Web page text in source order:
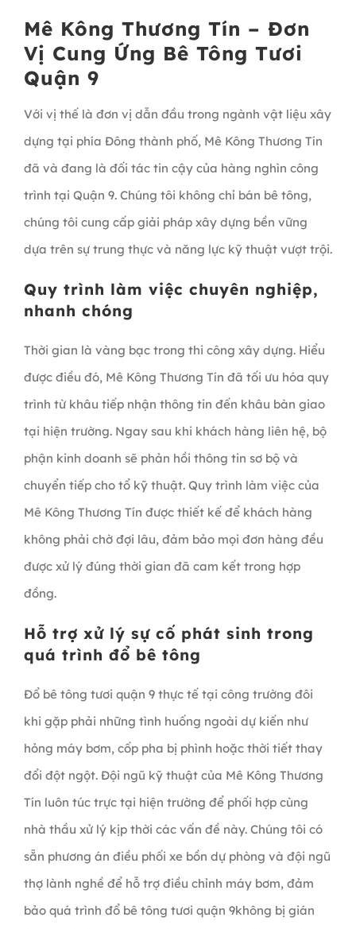
Mê Kông Thương Tín – Đơn
Vị Cung Ứng Bê Tông Tươi
Quận 9
Với vị thế là đơn vị dẫn đầu trong ngành vật liệu xây
dựng tại phía Đông thành phố, Mê Kông Thương Tín
đã và đang là đối tác tin cậy của hàng nghìn công
trình tại Quận 9. Chúng tôi không chỉ bán bê tông,
chúng tôi cung cấp giải pháp xây dựng bền vững
dựa trên sự trung thực và năng lực kỹ thuật vượt trội.
Quy trình làm việc chuyên nghiệp,
nhanh chóng
Thời gian là vàng bạc trong thi công xây dựng. Hiểu
được điều đó, Mê Kông Thương Tín đã tối ưu hóa quy
trình từ khâu tiếp nhận thông tin đến khâu bàn giao
tại hiện trường. Ngay sau khi khách hàng liên hệ, bộ
phận kinh doanh sẽ phản hồi thông tin sơ bộ và
chuyển tiếp cho tổ kỹ thuật. Quy trình làm việc của
Mê Kông Thương Tín được thiết kế để khách hàng
không phải chờ đợi lâu, đảm bảo mọi đơn hàng đều
được xử lý đúng thời gian đã cam kết trong hợp
đồng.
Hỗ trợ xử lý sự cố phát sinh trong
quá trình đổ bê tông
Đổ bê tông tươi quận 9 thực tế tại công trường đôi
khi gặp phải những tình huống ngoài dự kiến như
hỏng máy bơm, cốp pha bị phình hoặc thời tiết thay
đổi đột ngột. Đội ngũ kỹ thuật của Mê Kông Thương
Tín luôn túc trực tại hiện trường để phối hợp cùng
nhà thầu xử lý kịp thời các vấn đề này. Chúng tôi có
sẵn phương án điều phối xe bồn dự phòng và đội ngũ
thợ lành nghề để hỗ trợ điều chỉnh máy bơm, đảm
bảo quá trình đổ bê tông tươi quận 9không bị gián